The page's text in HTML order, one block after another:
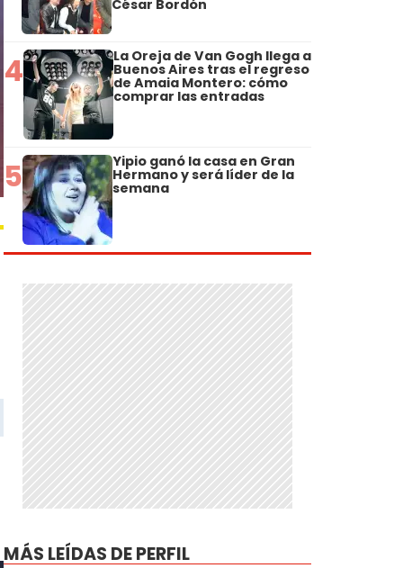
César Bordón
4 La Oreja de Van Gogh llega a
Buenos Aires tras el regreso
de Amaia Montero: cómo
comprar las entradas
5 Yipio ganó la casa en Gran
Hermano y será líder de la
semana
MÁS LEÍDAS DE PERFIL